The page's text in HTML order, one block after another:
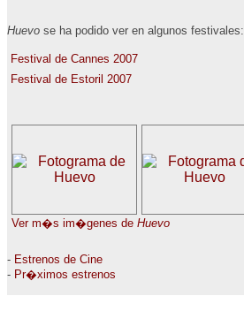
Huevo se ha podido ver en algunos festivales:
Festival de Cannes 2007
Festival de Estoril 2007
Ver m�s im�genes de Huevo
- Estrenos de Cine
- Pr�ximos estrenos